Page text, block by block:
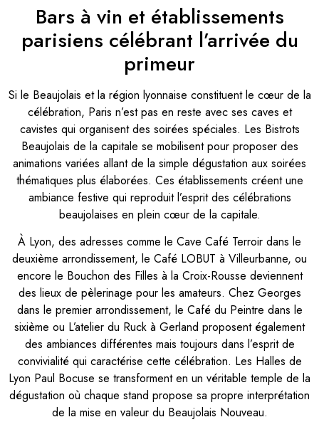
Bars à vin et établissements
parisiens célébrant l’arrivée du
primeur
Si le Beaujolais et la région lyonnaise constituent le cœur de la
célébration, Paris n’est pas en reste avec ses caves et
cavistes qui organisent des soirées spéciales. Les Bistrots
Beaujolais de la capitale se mobilisent pour proposer des
animations variées allant de la simple dégustation aux soirées
thématiques plus élaborées. Ces établissements créent une
ambiance festive qui reproduit l’esprit des célébrations
beaujolaises en plein cœur de la capitale.
À Lyon, des adresses comme le Cave Café Terroir dans le
deuxième arrondissement, le Café LOBUT à Villeurbanne, ou
encore le Bouchon des Filles à la Croix-Rousse deviennent
des lieux de pèlerinage pour les amateurs. Chez Georges
dans le premier arrondissement, le Café du Peintre dans le
sixième ou L’atelier du Ruck à Gerland proposent également
des ambiances différentes mais toujours dans l’esprit de
convivialité qui caractérise cette célébration. Les Halles de
Lyon Paul Bocuse se transforment en un véritable temple de la
dégustation où chaque stand propose sa propre interprétation
de la mise en valeur du Beaujolais Nouveau.